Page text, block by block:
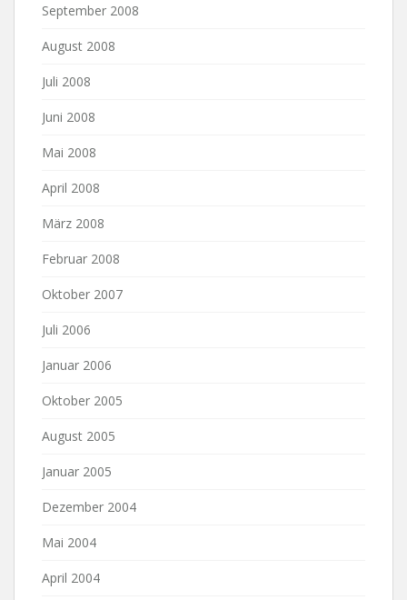
September 2008
August 2008
Juli 2008
Juni 2008
Mai 2008
April 2008
März 2008
Februar 2008
Oktober 2007
Juli 2006
Januar 2006
Oktober 2005
August 2005
Januar 2005
Dezember 2004
Mai 2004
April 2004